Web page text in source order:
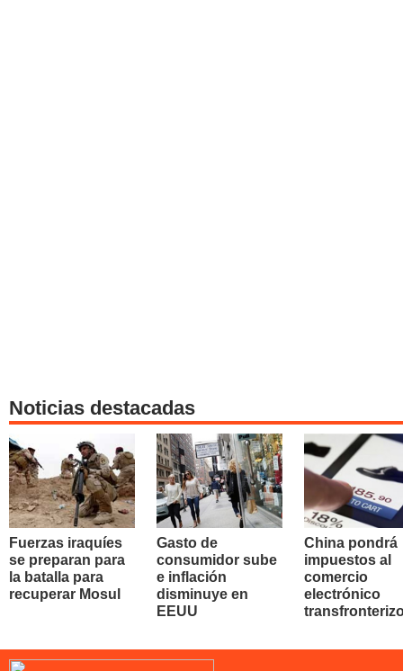
Noticias destacadas
Fuerzas iraquíes
se preparan para
la batalla para
recuperar Mosul
Gasto de
consumidor sube
e inflación
disminuye en
EEUU
China pondrá
impuestos al
comercio
electrónico